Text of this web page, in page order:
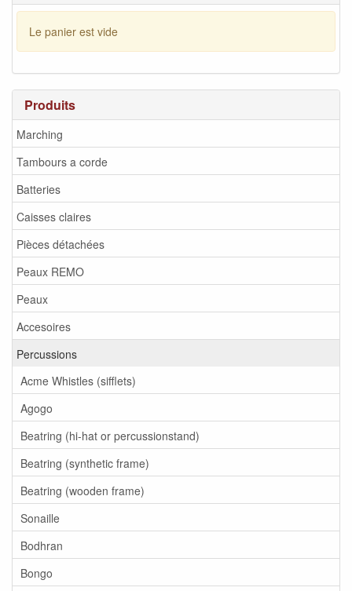
Le panier est vide
Produits
Marching
Tambours a corde
Batteries
Caisses claires
Pièces détachées
Peaux REMO
Peaux
Accesoires
Percussions
Acme Whistles (sifflets)
Agogo
Beatring (hi-hat or percussionstand)
Beatring (synthetic frame)
Beatring (wooden frame)
Sonaille
Bodhran
Bongo